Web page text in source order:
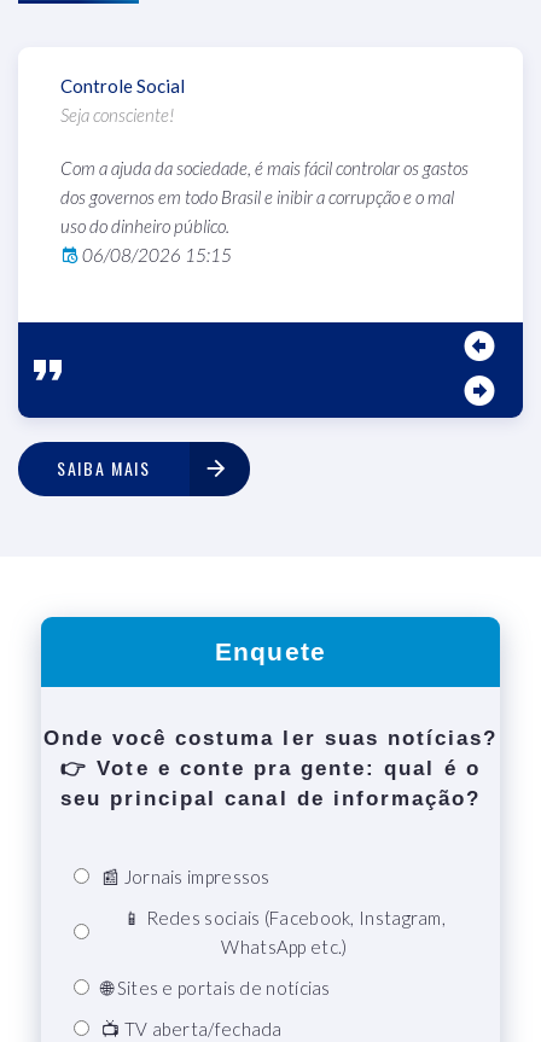
Controle Social
Seja consciente!
Com a ajuda da sociedade, é mais fácil controlar os gastos
dos governos em todo Brasil e inibir a corrupção e o mal
uso do dinheiro público.
06/08/2026 15:15
SAIBA MAIS
Enquete
Onde você costuma ler suas notícias?
👉 Vote e conte pra gente: qual é o
seu principal canal de informação?
📰 Jornais impressos
📱 Redes sociais (Facebook, Instagram,
WhatsApp etc.)
🌐 Sites e portais de notícias
📺 TV aberta/fechada